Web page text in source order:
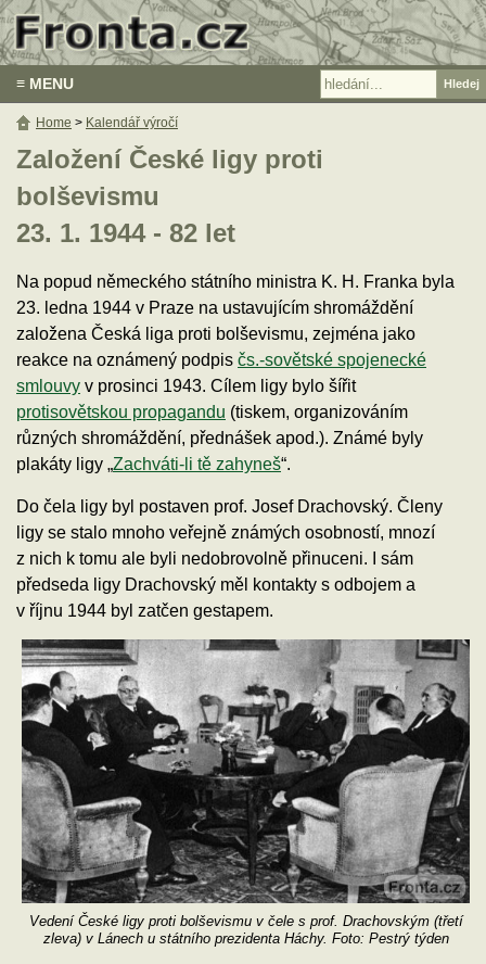
≡ MENU
Založení České ligy proti
bolševismu
23. 1. 1944 - 82 let
Na popud německého státního ministra K. H. Franka byla
23. ledna 1944 v Praze na ustavujícím shromáždění
založena Česká liga proti bolševismu, zejména jako
reakce na oznámený podpis čs.-sovětské spojenecké
smlouvy v prosinci 1943. Cílem ligy bylo šířit
protisovětskou propagandu (tiskem, organizováním
různých shromáždění, přednášek apod.). Známé byly
plakáty ligy „Zachváti-li tě zahyneš“.
Do čela ligy byl postaven prof. Josef Drachovský. Členy
ligy se stalo mnoho veřejně známých osobností, mnozí
z nich k tomu ale byli nedobrovolně přinuceni. I sám
předseda ligy Drachovský měl kontakty s odbojem a
v říjnu 1944 byl zatčen gestapem.
Vedení České ligy proti bolševismu v čele s prof. Drachovským (třetí
zleva) v Lánech u státního prezidenta Háchy. Foto: Pestrý týden
Home > Kalendář výročí